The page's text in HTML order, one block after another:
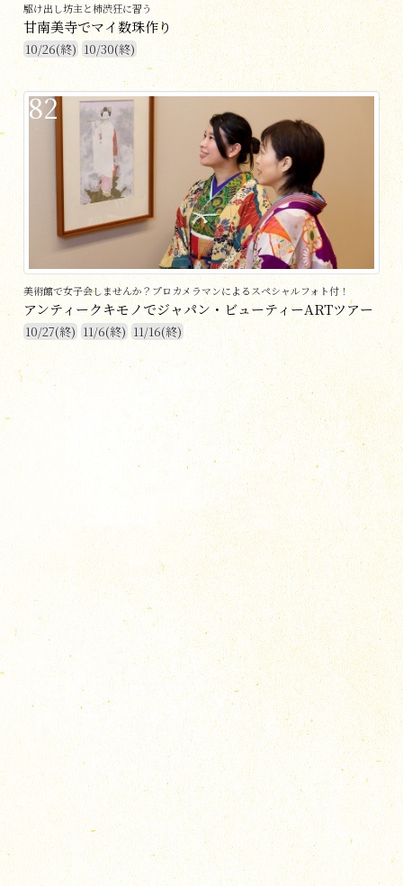
駆け出し坊主と柿渋狂に習う
甘南美寺でマイ数珠作り
10/26(終) 10/30(終)
82
美術館で女子会しませんか？プロカメラマンによるスペシャルフォト付！
アンティークキモノでジャパン・ビューティーARTツアー
10/27(終) 11/6(終) 11/16(終)